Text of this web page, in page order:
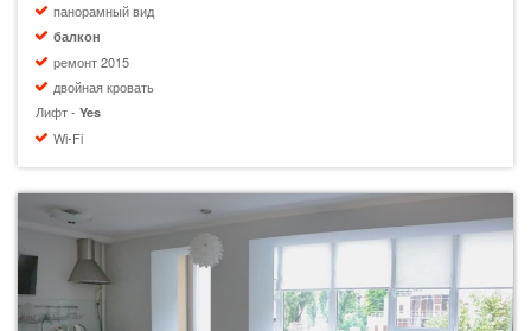
панорамный вид
балкон
ремонт 2015
двойная кровать
Лифт - Yes
Wi-Fi